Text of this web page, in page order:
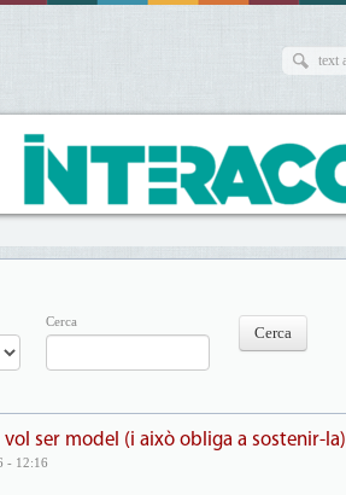
Cerca
ser model (i això obliga a sostenir-la)
- 12:16